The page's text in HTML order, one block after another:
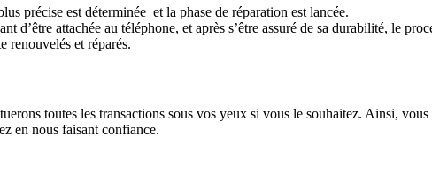
précise est déterminée et la phase de réparation est lancée.
d’être attachée au téléphone, et après s’être assuré de sa durabilité, le
renouvelés et réparés.
toutes les transactions sous vos yeux si vous le souhaitez. Ainsi,
en nous faisant confiance.